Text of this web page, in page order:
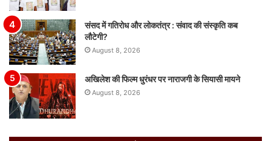
संसद में गतिरोध और लोकतंत्र : संवाद की संस्कृति कब
लौटेगी?
August 8, 2026
अखिलेश की फिल्म धुरंधर पर नाराजगी के सियासी मायने
August 8, 2026